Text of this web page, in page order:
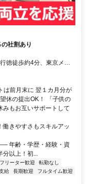
社割あり
徳徒歩約4分、東京メト
、東京メトロ東西線/ＪＲ
は前月末に 翌１カ月分が
休の提出OK！ 「子供の
みもお互いサポートして
きやすさもスキルアッ
学歴・経験・資
分以上！初...
フリーター歓迎
転勤なし
給 長期歓迎
フルタイム歓迎